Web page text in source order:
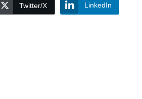
Twitter/X LinkedIn